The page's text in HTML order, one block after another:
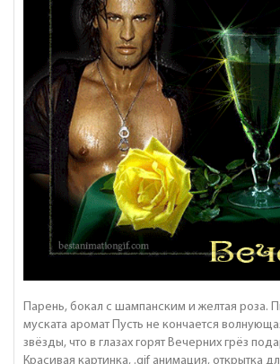
Парень, бокал с шампанским и желтая роза.
муската аромат Пусть не кончается
звёзды, что в глазах горят Вечерних грёз
Красивая картинка, .gif анимация, открытка